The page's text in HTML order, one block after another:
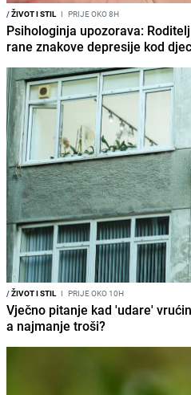
/ŽIVOT I STIL I PRIJE OKO 8H
Psihologinja upozorava:
rane znakove depresije kod
/ŽIVOT I STIL I PRIJE OKO 10H
Vječno pitanje kad 'udare'
a najmanje troši?